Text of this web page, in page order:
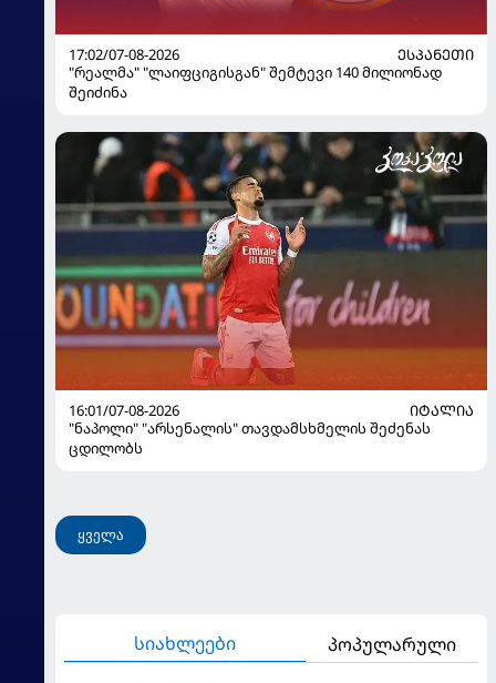
17:02/07-08-2026
ᲔᲡᲞᲐᲜᲔᲗᲘ
"რეალმა" "ლაიფციგისგან" შემტევი 140 მილიონად
შეიძინა
16:01/07-08-2026
ᲘᲢᲐᲚᲘᲐ
"ნაპოლი" "არსენალის" თავდამსხმელის შეძენას
ცდილობს
ყველა
სიახლეები პოპულარული